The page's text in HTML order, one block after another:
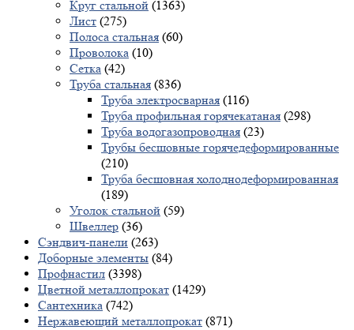
Круг стальной (1363)
Лист (275)
Полоса стальная (60)
Проволока (10)
Сетка (42)
Труба стальная (836)
Труба электросварная (116)
Труба профильная горячекатаная (298)
Труба водогазопроводная (23)
Трубы бесшовные горячедеформированные
(210)
Труба бесшовная холоднодеформированная
(189)
Уголок стальной (59)
Швеллер (36)
Сэндвич-панели (263)
Доборные элементы (84)
Профнастил (3398)
Цветной металлопрокат (1429)
Сантехника (742)
Нержавеющий металлопрокат (871)